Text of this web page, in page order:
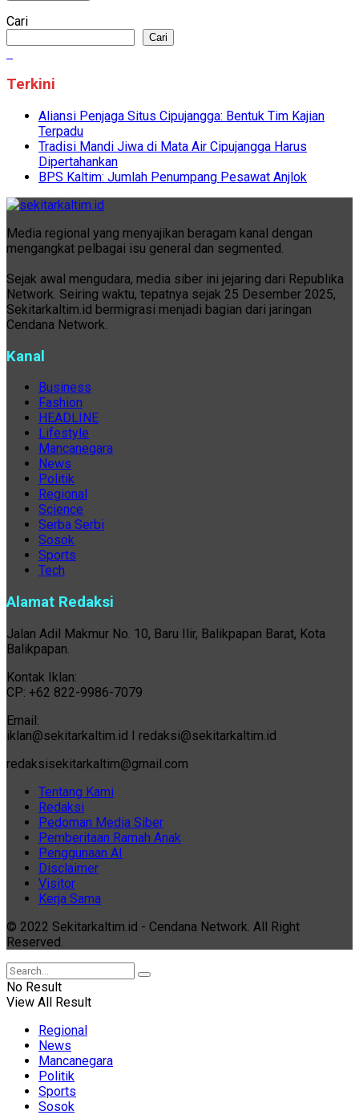
Cari
Cari
Terkini
Aliansi Penjaga Situs Cipujangga: Bentuk Tim Kajian
Terpadu
Tradisi Mandi Jiwa di Mata Air Cipujangga Harus
Dipertahankan
BPS Kaltim: Jumlah Penumpang Pesawat Anjlok
Media regional yang menyajikan beragam kanal dengan
mengangkat pelbagai isu general dan segmented.
Sejak awal mengudara, media siber ini jejaring dari Republika
Network. Seiring waktu, tepatnya sejak 25 Desember 2025,
Sekitarkaltim.id bermigrasi menjadi bagian dari jaringan
Cendana Network.
Kanal
Business
Fashion
HEADLINE
Lifestyle
Mancanegara
News
Politik
Regional
Science
Serba Serbi
Sosok
Sports
Tech
Alamat Redaksi
Jalan Adil Makmur No. 10, Baru Ilir, Balikpapan Barat, Kota
Balikpapan.
Kontak Iklan:
CP: +62 822-9986-7079
Email:
iklan@sekitarkaltim.id I redaksi@sekitarkaltim.id
redaksisekitarkaltim@gmail.com
Tentang Kami
Redaksi
Pedoman Media Siber
Pemberitaan Ramah Anak
Penggunaan AI
Disclaimer
Visitor
Kerja Sama
© 2022 Sekitarkaltim.id - Cendana Network. All Right
Reserved.
No Result
View All Result
Regional
News
Mancanegara
Politik
Sports
Sosok